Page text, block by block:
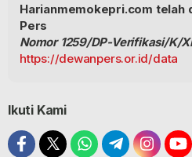
Harianmemokepri.com telah
Pers
Nomor 1259/DP-Verifikasi/K/
https://dewanpers.or.id/data
Ikuti Kami